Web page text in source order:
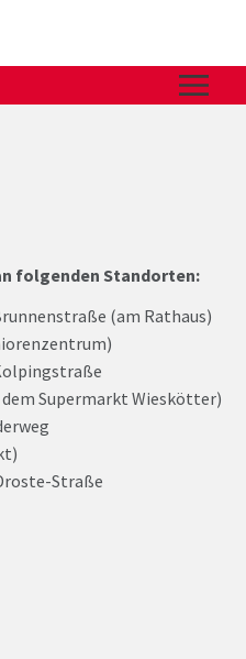
folgenden Standorten:
(am Rathaus)
Supermarkt Wieskötter)
Straße